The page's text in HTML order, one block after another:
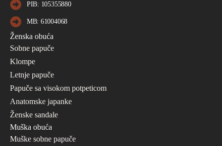
PIB: 105355880
MB: 61004068
Ženska obuća
Sobne papuče
Klompe
Letnje papuče
Papuče sa visokom potpeticom
Anatomske japanke
Ženske sandale
Muška obuća
Muške sobne papuče